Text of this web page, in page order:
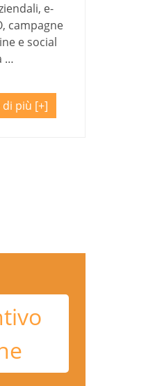
e-
campagne
e social
…
di più